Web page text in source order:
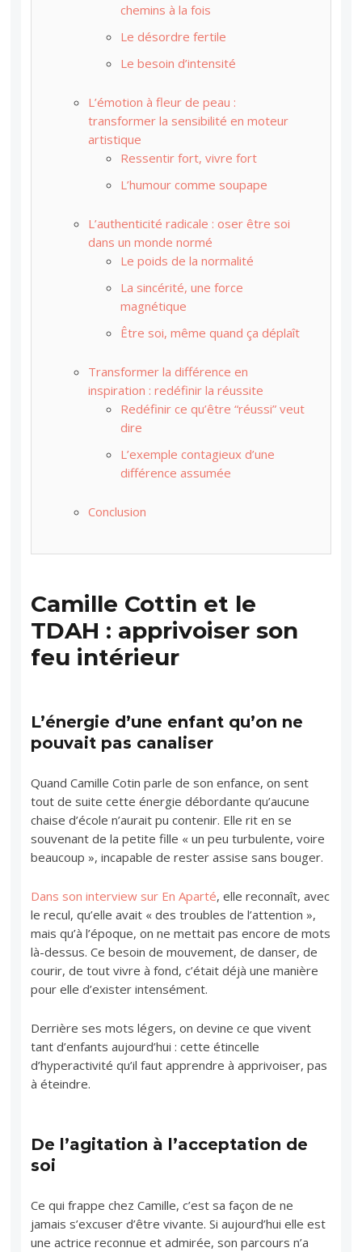
chemins à la fois
Le désordre fertile
Le besoin d’intensité
L’émotion à fleur de peau :
transformer la sensibilité en moteur
artistique
Ressentir fort, vivre fort
L’humour comme soupape
L’authenticité radicale : oser être soi
dans un monde normé
Le poids de la normalité
La sincérité, une force
magnétique
Être soi, même quand ça déplaît
Transformer la différence en
inspiration : redéfinir la réussite
Redéfinir ce qu’être “réussi” veut
dire
L’exemple contagieux d’une
différence assumée
Conclusion
Camille Cottin et le
TDAH : apprivoiser son
feu intérieur
L’énergie d’une enfant qu’on ne
pouvait pas canaliser
Quand Camille Cotin parle de son enfance, on sent
tout de suite cette énergie débordante qu’aucune
chaise d’école n’aurait pu contenir. Elle rit en se
souvenant de la petite fille « un peu turbulente, voire
beaucoup », incapable de rester assise sans bouger.
Dans son interview sur En Aparté, elle reconnaît, avec
le recul, qu’elle avait « des troubles de l’attention »,
mais qu’à l’époque, on ne mettait pas encore de mots
là-dessus. Ce besoin de mouvement, de danser, de
courir, de tout vivre à fond, c’était déjà une manière
pour elle d’exister intensément.
Derrière ses mots légers, on devine ce que vivent
tant d’enfants aujourd’hui : cette étincelle
d’hyperactivité qu’il faut apprendre à apprivoiser, pas
à éteindre.
De l’agitation à l’acceptation de
soi
Ce qui frappe chez Camille, c’est sa façon de ne
jamais s’excuser d’être vivante. Si aujourd’hui elle est
une actrice reconnue et admirée, son parcours n’a